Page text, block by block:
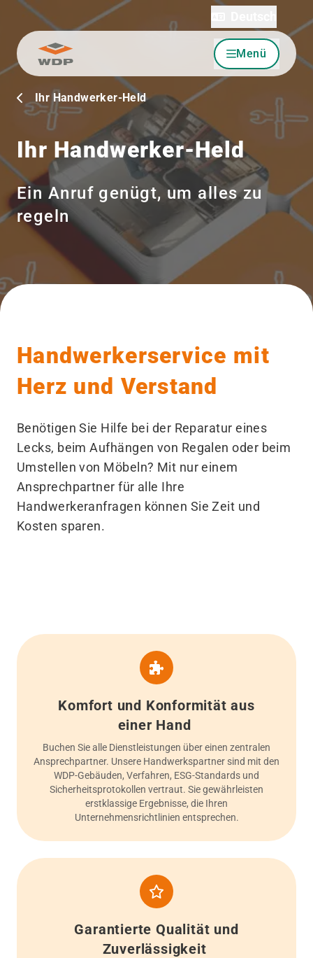
Zum Inhalt wechseln Menü
Ihr Handwerker-Held
Ihr Handwerker-Held
Ein Anruf genügt, um alles zu
regeln
Handwerkerservice mit
Herz und Verstand
Benötigen Sie Hilfe bei der Reparatur eines
Lecks, beim Aufhängen von Regalen oder beim
Umstellen von Möbeln? Mit nur einem
Ansprechpartner für alle Ihre
Handwerkeranfragen können Sie Zeit und
Kosten sparen.
Komfort und Konformität aus
einer Hand
Buchen Sie alle Dienstleistungen über einen zentralen
Ansprechpartner. Unsere Handwerkspartner sind mit den
WDP-Gebäuden, Verfahren, ESG-Standards und
Sicherheitsprotokollen vertraut. Sie gewährleisten
erstklassige Ergebnisse, die Ihren
Unternehmensrichtlinien entsprechen.
Garantierte Qualität und
Zuverlässigkeit